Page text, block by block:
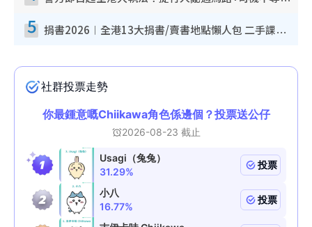
5 捐書2026︱全港13大捐書/賣書地點懶人包 二手課本最高$150＋舊書換免費咖啡/戲票